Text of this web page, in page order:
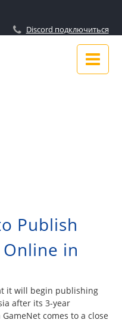
Discord подключиться
Publish
in
it will begin publishing
after its 3-year
comes to a close